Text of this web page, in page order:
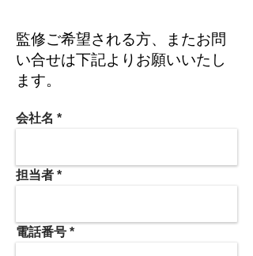
監修ご希望される方、またお問
い合せは下記よりお願いいたし
ます。
会社名
担当者
電話番号